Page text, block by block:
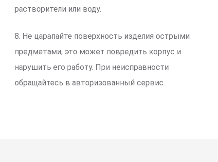
растворители или воду.
8. Не царапайте поверхность изделия острыми
предметами, это может повредить корпус и
нарушить его работу. При неисправности
обращайтесь в авторизованный сервис.